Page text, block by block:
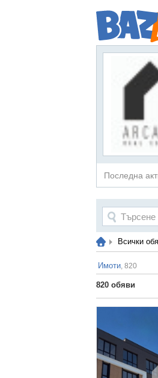
Последна
Всички
Имоти, 820
820 обяви